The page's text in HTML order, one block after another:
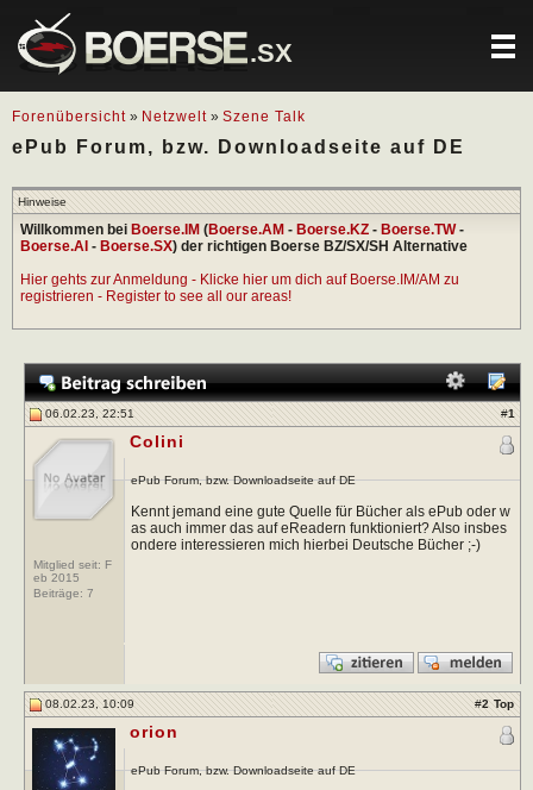
.SX
Forenübersicht » Netzwelt » Szene Talk
ePub Forum, bzw. Downloadseite auf DE
Hinweise
Willkommen bei Boerse.IM (Boerse.AM - Boerse.KZ - Boerse.TW-
Boerse.AI - Boerse.SX) der richtigen Boerse BZ/SX/SH Alternative
Hier gehts zur Anmeldung - Klicke hier um dich auf Boerse.IM/AM zu
registrieren - Register to see all our areas!
06.02.23, 22:51 #1
Mitglied seit: F
eb 2015
Beiträge: 7
Colini
ePub Forum, bzw. Downloadseite auf DE
Kennt jemand eine gute Quelle für Bücher als ePub oder w
as auch immer das auf eReadern funktioniert? Also insbes
ondere interessieren mich hierbei Deutsche Bücher ;-)
08.02.23, 10:09 #2 Top
orion
ePub Forum, bzw. Downloadseite auf DE